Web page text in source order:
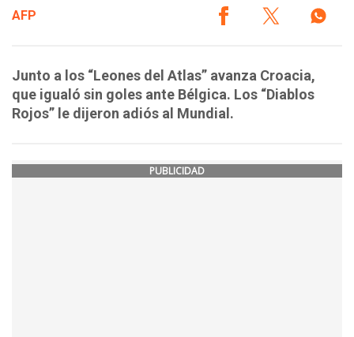
AFP
Junto a los “Leones del Atlas” avanza Croacia,
que igualó sin goles ante Bélgica. Los “Diablos
Rojos” le dijeron adiós al Mundial.
PUBLICIDAD